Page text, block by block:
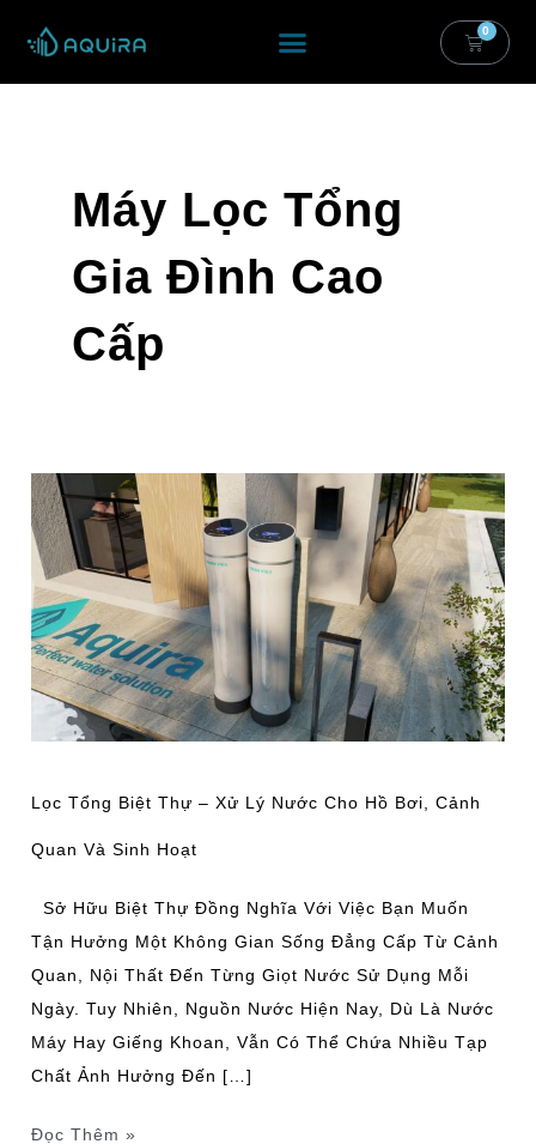
Tới
Nội
0
Cart
Máy Lọc Tổng
Gia Đình Cao
Cấp
Lọc Tổng Biệt Thự – Xử Lý Nước Cho Hồ Bơi, Cảnh
Quan Và Sinh Hoạt
Sở Hữu Biệt Thự Đồng Nghĩa Với Việc Bạn Muốn
Tận Hưởng Một Không Gian Sống Đẳng Cấp Từ Cảnh
Quan, Nội Thất Đến Từng Giọt Nước Sử Dụng Mỗi
Ngày. Tuy Nhiên, Nguồn Nước Hiện Nay, Dù Là Nước
Máy Hay Giếng Khoan, Vẫn Có Thể Chứa Nhiều Tạp
Chất Ảnh Hưởng Đến […]
Lọc
Tổng
Biệt
Thự
–
Xử
Lý
Nước
Cảnh
Đọc Thêm »